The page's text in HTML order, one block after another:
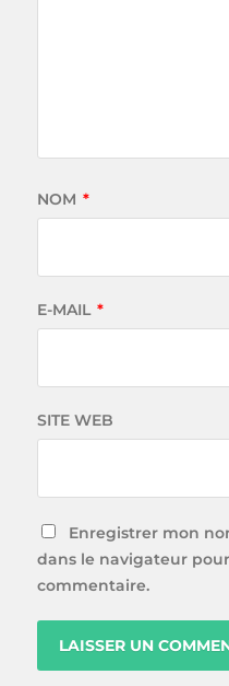
NOM *
E-MAIL *
SITE WEB
Enregistrer mon
dans le navigateur
commentaire.